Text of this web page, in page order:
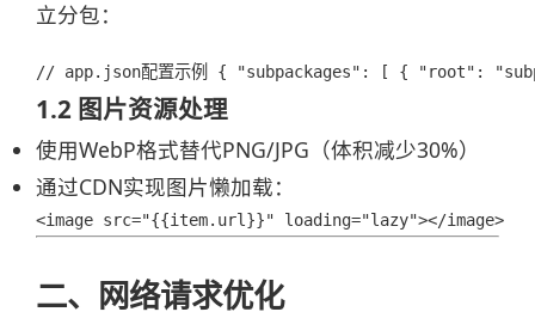
立分包：
// app.json配置示例 { "subpackages": [ { "root":
1.2 图片资源处理
使用WebP格式替代PNG/JPG（体积减少30%）
通过CDN实现图片懒加载：
<image src="{{item.url}}" loading="lazy"></image>
二、网络请求优化